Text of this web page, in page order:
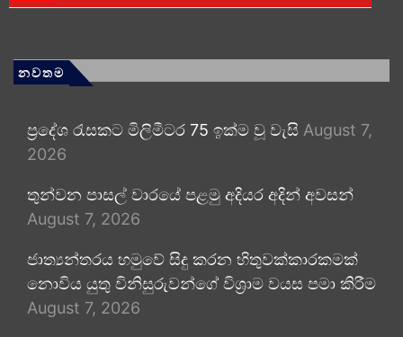
නවතම
ප්‍රදේශ රැසකට මිලිමීටර 75 ඉක්ම වූ වැසි August 7,
2026
තුන්වන පාසල් වාරයේ පළමු අදියර අදින් අවසන්
August 7, 2026
ජාත්‍යන්තරය හමුවේ සිදු කරන හිතුවක්කාරකමක්
නොවිය යුතු විනිසුරුවන්ගේ විශ්‍රාම වයස පමා කිරීම
August 7, 2026